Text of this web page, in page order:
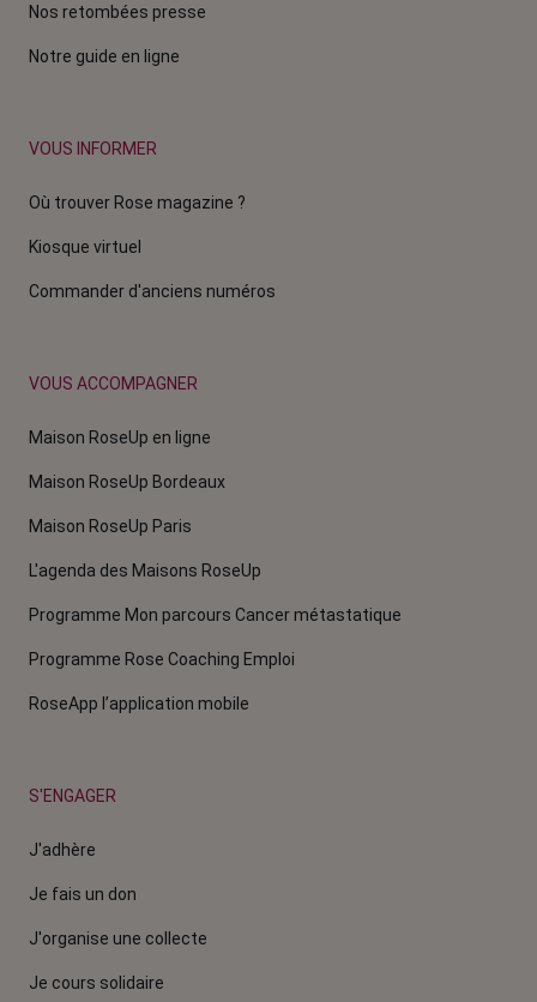
Nos retombées presse
Notre guide en ligne
VOUS INFORMER
Où trouver Rose magazine ?
Kiosque virtuel
Commander d'anciens numéros
VOUS ACCOMPAGNER
Maison RoseUp en ligne
Maison RoseUp Bordeaux
Maison RoseUp Paris
L'agenda des Maisons RoseUp
Programme Mon parcours Cancer métastatique
Programme Rose Coaching Emploi
RoseApp l’application mobile
S'ENGAGER
J'adhère
Je fais un don
J'organise une collecte
Je cours solidaire